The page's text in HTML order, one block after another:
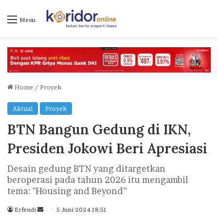
Menu
Home / Proyek
Aktual Proyek
BTN Bangun Gedung di IKN,
Presiden Jokowi Beri Apresiasi
Desain gedung BTN yang ditargetkan
beroperasi pada tahun 2026 itu mengambil
tema: "Housing and Beyond”
Erfendi 5 Juni 2024 18:51